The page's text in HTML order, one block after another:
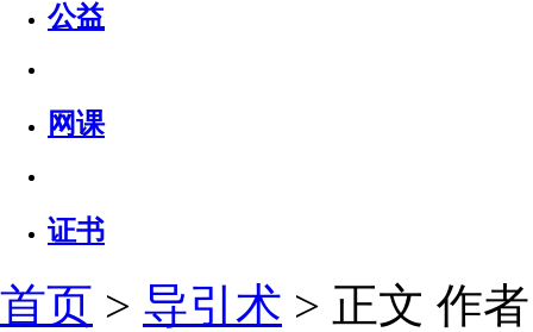
公益
网课
证书
首页 > 导引术 > 正文 作